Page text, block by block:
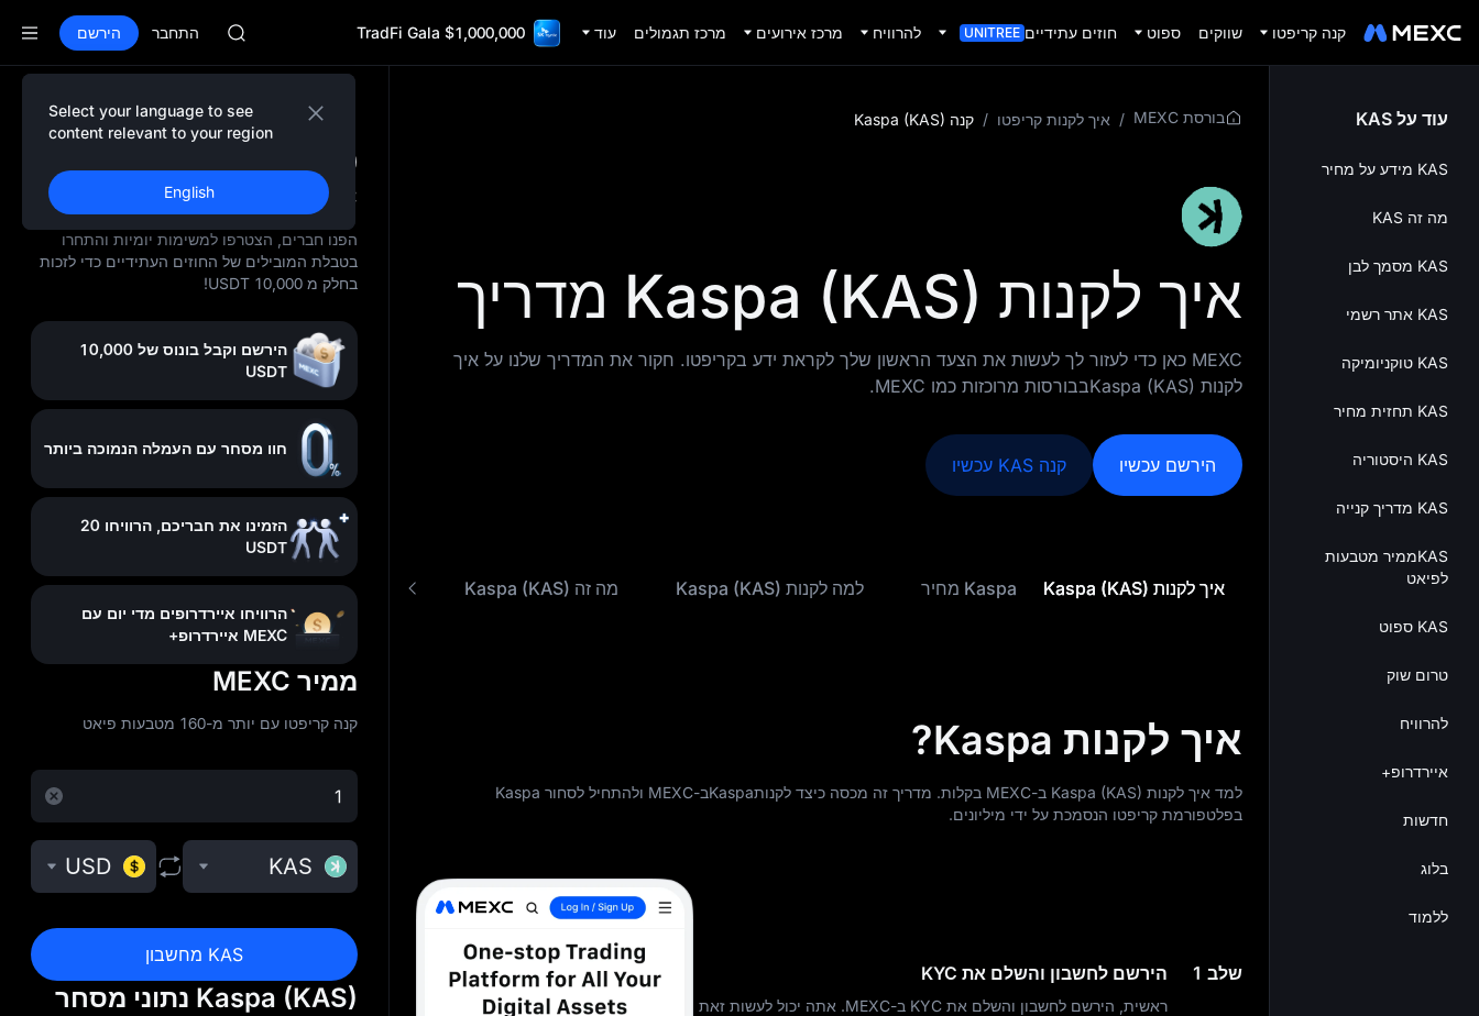
קנה קריפטו שווקים ספוט חוזים עתידיים UNITREE להרוויח מרכז אירועים מרכז תגמולים עוד $1,000,000 TradFi Gala
AAOI
Market Subscription on Aug 10
rises despite lock-up expiry
GOLD(XAU)
Market Subscription on Aug 10
rises despite lock-up expiry
התחבר הירשם
Select your language to see
content relevant to your region
English
עוד על KAS
KAS מידע על מחיר
מה זה KAS
KAS מסמך לבן
KAS אתר רשמי
KAS טוקניומיקה
KAS תחזית מחיר
KAS היסטוריה
KAS מדריך קנייה
KASממיר מטבעות
לפיאט
KAS ספוט
טרום שוק
להרוויח
איירדרופ+
חדשות
בלוג
ללמוד
בורסת MEXC / איך לקנות קריפטו / קנה Kaspa (KAS)
איך לקנות Kaspa (KAS) מדריך
MEXC כאן כדי לעזור לך לעשות את הצעד הראשון שלך לקראת ידע בקריפטו. חקור את המדריך שלנו על איך
לקנות Kaspa (KAS)בבורסות מרוכזות כמו MEXC.
הירשם עכשיו קנה KAS עכשיו
איך לקנות Kaspa (KAS) Kaspa מחיר למה לקנות Kaspa (KAS) מה זה Kaspa (KAS) קנה עם KAS עמלות נמוכות שאלות נפוצות
איך לקנות Kaspa?
למד איך לקנות Kaspa (KAS) ב-MEXC בקלות. מדריך זה מכסה כיצד לקנותKaspaב-MEXC ולהתחיל לסחור Kaspa
בפלטפורמת קריפטו הנסמכת על ידי מיליונים.
שלב 1 הירשם לחשבון והשלם את KYC
ראשית, הירשם לחשבון והשלם את KYC ב-MEXC. אתה יכול לעשות זאת
10,000 USDT מחכים לך ב
MEXC
הפנו חברים, הצטרפו למשימות יומיות והתחרו
בטבלת המובילים של החוזים העתידיים כדי לזכות
בחלק מ 10,000 USDT!
הירשם וקבל בונוס של 10,000
USDT
חוו מסחר עם העמלה הנמוכה ביותר
הזמינו את חבריכם, הרוויחו 20
USDT
הרוויחו איירדרופים מדי יום עם
MEXC איירדרופ+
ממיר MEXC
קנה קריפטו עם יותר מ-160 מטבעות פיאט
KAS
USD
KAS מחשבון
Kaspa (KAS) נתוני מסחר